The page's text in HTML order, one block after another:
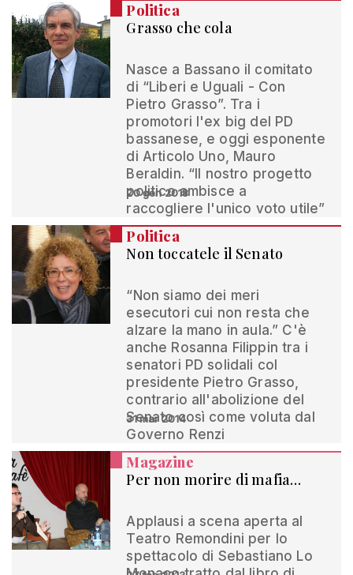
Politica
Grasso che cola
Nasce a Bassano il comitato
di “Liberi e Uguali - Con
Pietro Grasso”. Tra i
promotori l'ex big del PD
bassanese, e oggi esponente
di Articolo Uno, Mauro
Beraldin. “Il nostro progetto
politico ambisce a
raccogliere l'unico voto utile”
20 gen 2018
Politica
Non toccatele il Senato
“Non siamo dei meri
esecutori cui non resta che
alzare la mano in aula.” C'è
anche Rosanna Filippin tra i
senatori PD solidali col
presidente Pietro Grasso,
contrario all'abolizione del
Senato così come voluta dal
Governo Renzi
31 mar 2014
Magazine
Per non morire di mafia…
Applausi a scena aperta al
Teatro Remondini per lo
spettacolo di Sebastiano Lo